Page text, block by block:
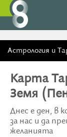
Астрология и
Карта
Земя
Днес е ден, в
за нас и да
желанията